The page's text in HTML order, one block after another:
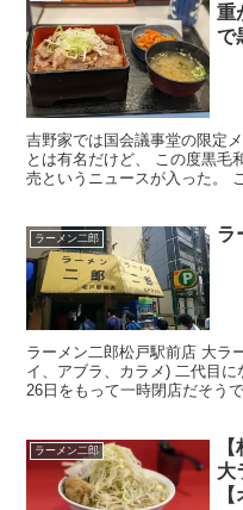
重
で
吉野家では国会議事堂の限定
とは有名だけど、 この度黒毛
売というニュースが入った。
ラーメン二郎 ラ
ラーメン二郎松戸駅前店 大ラ
イ、アブラ、カラメ) 二代目
26日をもって一時閉店だそう
ラーメン二郎
大